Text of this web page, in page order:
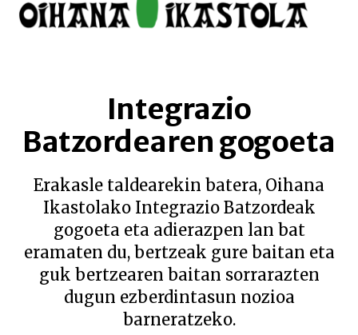
Integrazio
Batzordearen gogoeta
Erakasle taldearekin batera, Oihana
Ikastolako Integrazio Batzordeak
gogoeta eta adierazpen lan bat
eramaten du, bertzeak gure baitan eta
guk bertzearen baitan sorrarazten
dugun ezberdintasun nozioa
barneratzeko.